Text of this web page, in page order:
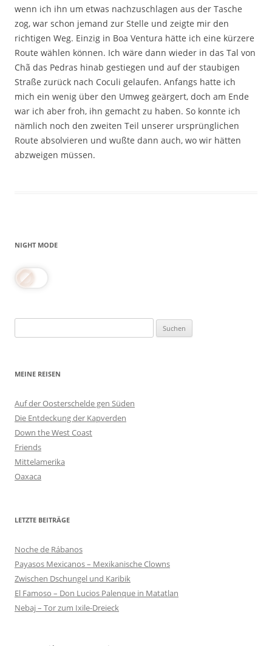
wenn ich ihn um etwas nachzuschlagen aus der Tasche
zog, war schon jemand zur Stelle und zeigte mir den
richtigen Weg. Einzig in Boa Ventura hätte ich eine kürzere
Route wählen können. Ich wäre dann wieder in das Tal von
Chã das Pedras hinab gestiegen und auf der staubigen
Straße zurück nach Coculi gelaufen. Anfangs hatte ich
mich ein wenig über den Umweg geärgert, doch am Ende
war ich aber froh, ihn gemacht zu haben. So konnte ich
nämlich noch den zweiten Teil unserer ursprünglichen
Route absolvieren und wußte dann auch, wo wir hätten
abzweigen müssen.
NIGHT MODE
nach:
MEINE REISEN
Auf der Oosterschelde gen Süden
Die Entdeckung der Kapverden
Down the West Coast
Friends
Mittelamerika
Oaxaca
LETZTE BEITRÄGE
Noche de Rábanos
Payasos Mexicanos – Mexikanische Clowns
Zwischen Dschungel und Karibik
El Famoso – Don Lucios Palenque in Matatlan
Nebaj – Tor zum Ixile-Dreieck